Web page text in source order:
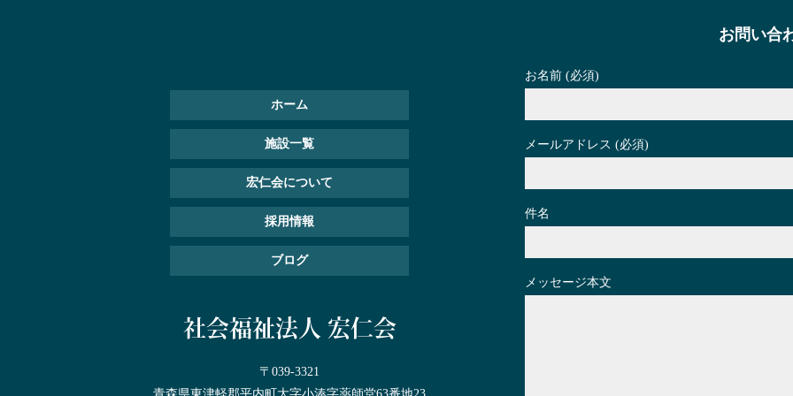
お問い合
お名前 (必須)
メールアドレス (必須)
件名
メッセージ本文
ホーム
施設一覧
宏仁会について
採用情報
ブログ
社会福祉法人 宏仁会
〒039-3321